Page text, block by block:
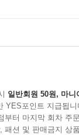
일반회원 50원, 마니
YES포인트 지급됩니
부터 마지막 회차 주
패션 및 판매금지 상